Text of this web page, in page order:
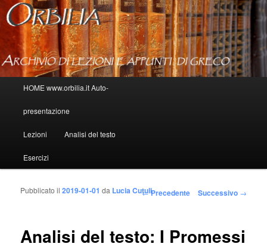
Vai al contenuto principale
Vai al contenuto secondario
HOME www.orbilia.it Auto-
presentazione
Lezioni Analisi del testo
Esercizi
Navigazione articolo
←Precedente Successivo →
Analisi del testo: I Promessi
Pubblicato il2019-01-01 da Lucia Cutuli